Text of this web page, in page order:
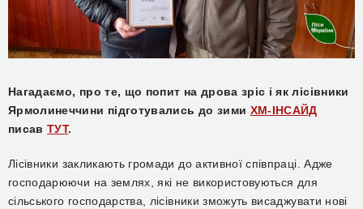
Нагадаємо, про те, що попит на дрова зріс і як лісівники
Ярмолинеччини підготувались до зими ХМ-ІНСАЙД
писавТУТ.
Лісівники закликають громади до активної співпраці. Адже
господарюючи на землях, які не використовуються для
сільського господарства, лісівники зможуть висаджувати нові